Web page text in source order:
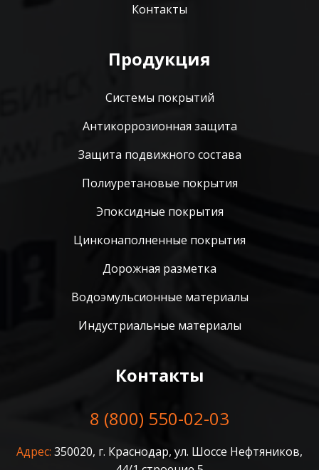
Контакты
Продукция
Системы покрытий
Антикоррозионная защита
Защита подвижного состава
Полиуретановые покрытия
Эпоксидные покрытия
Цинконаполненные покрытия
Дорожная разметка
Водоэмульсионные материалы
Индустриальные материалы
Контакты
8 (800) 550-02-03
Адрес: 350020, г. Краснодар, ул. Шоссе Нефтяников,